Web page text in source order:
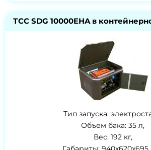
ТСС SDG 10000EHA в
Тип запуска:
Объем бака: 35 л,
Вес: 192 кг,